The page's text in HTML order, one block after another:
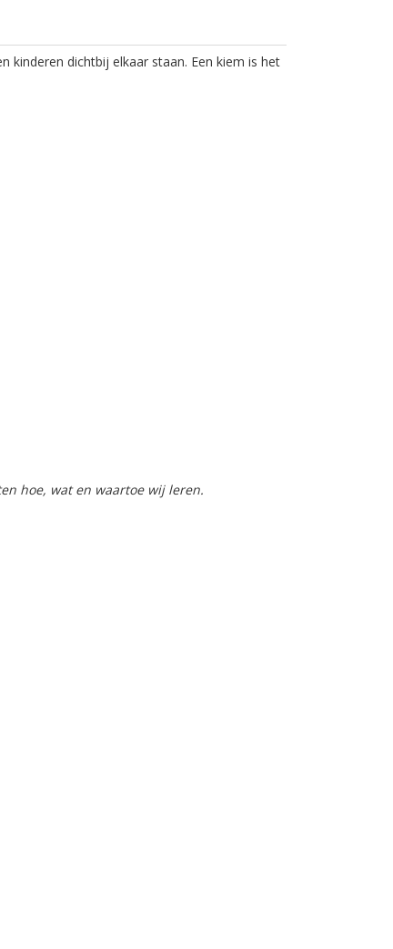
kinderen dichtbij elkaar staan. Een kiem is het
hoe, wat en waartoe wij leren.